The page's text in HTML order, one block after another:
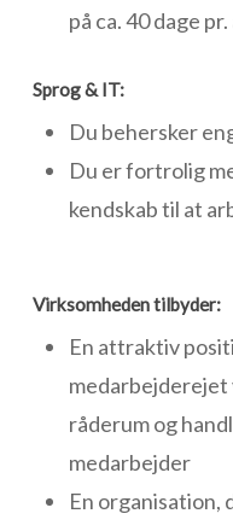
på ca. 40 dage pr.
Sprog & IT:
Du behersker
Du er fortrolig
kendskab til at
Virksomheden tilbyder:
En attraktiv
råderum og
medarbejder
En organisation,